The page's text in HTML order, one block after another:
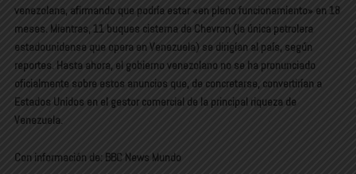
venezolana, afirmando que podría estar «en pleno funcionamiento» en 18
meses. Mientras, 11 buques cisterna de Chevron (la única petrolera
estadounidense que opera en Venezuela) se dirigían al país, según
reportes. Hasta ahora, el gobierno venezolano no se ha pronunciado
oficialmente sobre estos anuncios que, de concretarse, convertirían a
Estados Unidos en el gestor comercial de la principal riqueza de
Venezuela.
Con información de: BBC News Mundo